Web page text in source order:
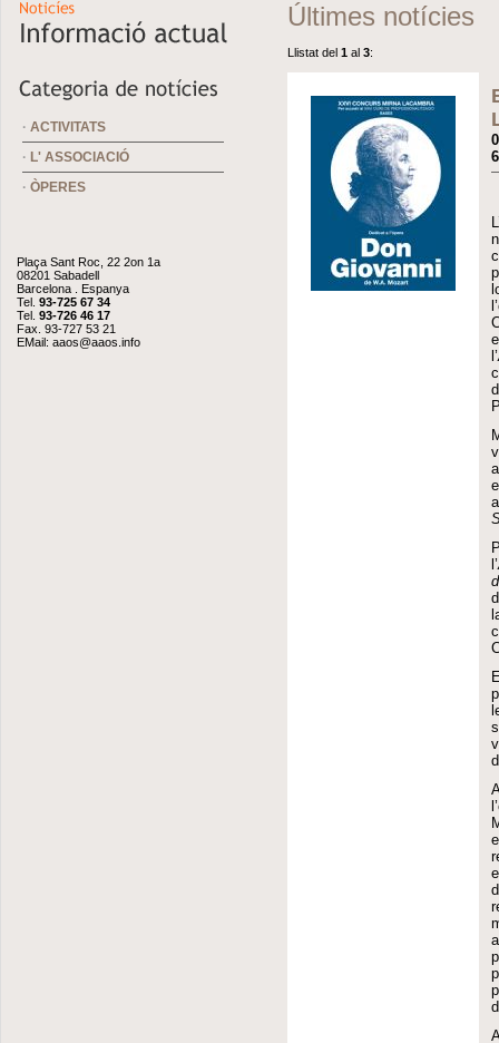
· ACTIVITATS
· L' ASSOCIACIÓ
· ÒPERES
Plaça Sant Roc, 22 2on 1a
08201 Sabadell
Barcelona . Espanya
Tel. 93-725 67 34
Tel. 93-726 46 17
Fax. 93-727 53 21
EMail: aaos@aaos.info
Últimes notícies
Llistat del 1 al 3:
l’
l’